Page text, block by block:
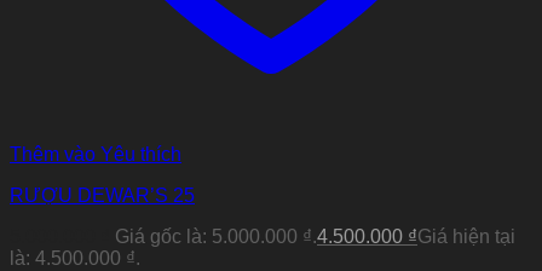
Thêm vào Yêu thích
RƯỢU DEWAR’S 25
Giá gốc là: 5.000.000 ₫.4.500.000 ₫Giá hiện tại
là: 4.500.000 ₫.